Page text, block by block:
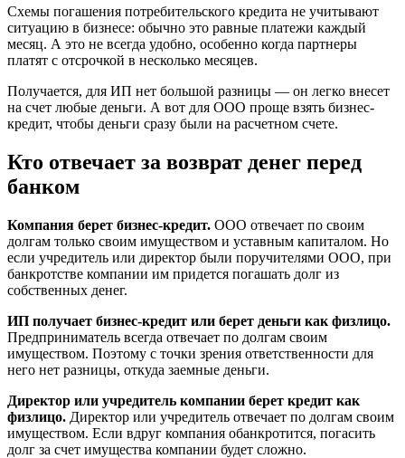
Схемы погашения потребительского кредита не учитывают
ситуацию в бизнесе: обычно это равные платежи каждый
месяц. А это не всегда удобно, особенно когда партнеры
платят с отсрочкой в несколько месяцев.
Получается, для ИП нет большой разницы — он легко внесет
на счет любые деньги. А вот для ООО проще взять бизнес-
кредит, чтобы деньги сразу были на расчетном счете.
Кто отвечает за возврат денег перед
банком
Компания берет бизнес-кредит. ООО отвечает по своим
долгам только своим имуществом и уставным капиталом. Но
если учредитель или директор были поручителями ООО, при
банкротстве компании им придется погашать долг из
собственных денег.
ИП получает бизнес-кредит или берет деньги как физлицо.
Предприниматель всегда отвечает по долгам своим
имуществом. Поэтому с точки зрения ответственности для
него нет разницы, откуда заемные деньги.
Директор или учредитель компании берет кредит как
физлицо. Директор или учредитель отвечает по долгам своим
имуществом. Если вдруг компания обанкротится, погасить
долг за счет имущества компании будет сложно.